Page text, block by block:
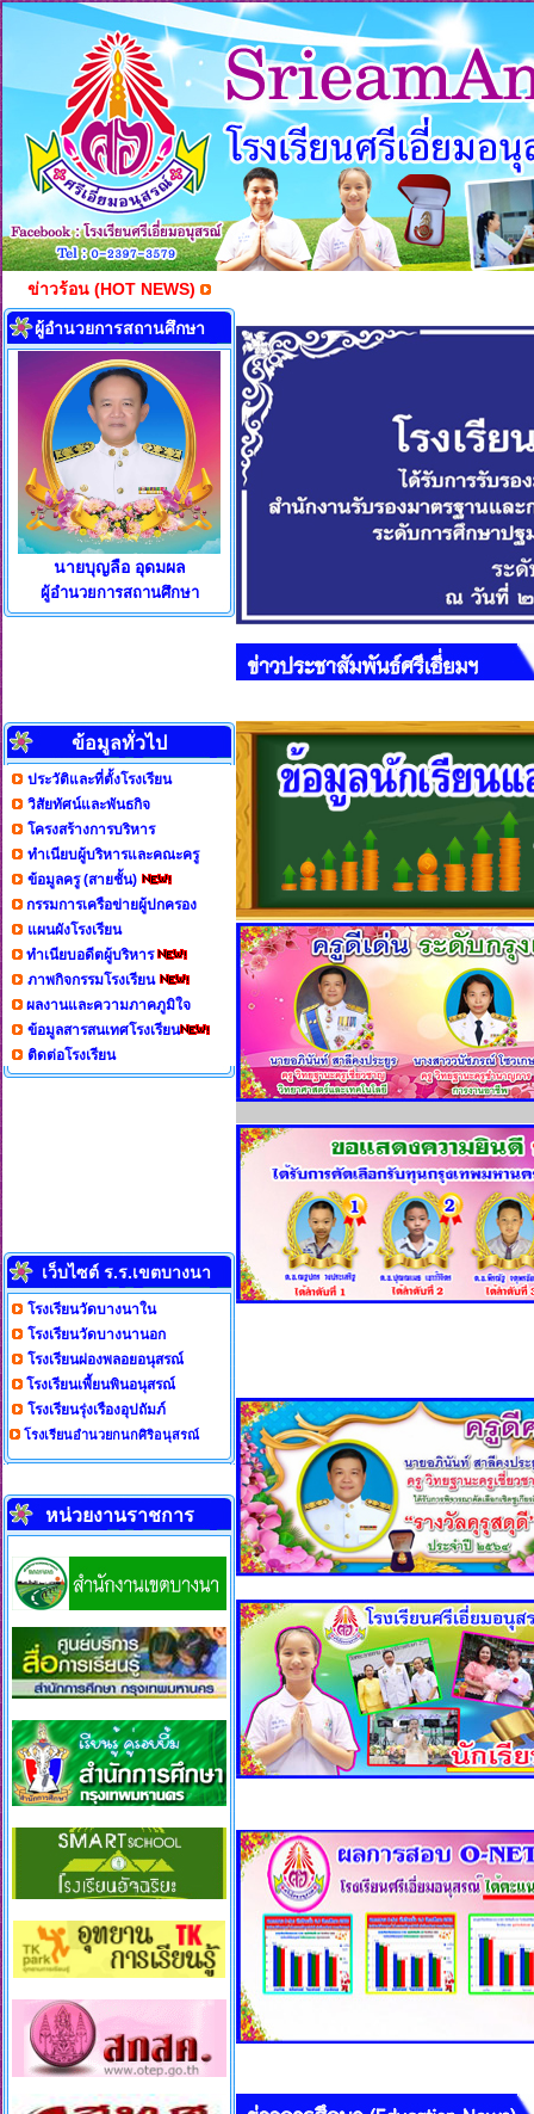
ข่าวร้อน (HOT NEWS)
ผู้อำนวยการสถานศึกษา
นายบุญลือ อุดมผล
ผู้อำนวยการสถานศึกษา
ข้อมูลทั่วไป
ประวัติและที่ตั้งโรงเรียน
วิสัยทัศน์และพันธกิจ
โครงสร้างการบริหาร
ทำเนียบผู้บริหารและคณะครู
ข้อมูลครู (สายชั้น)
กรรมการเครือข่ายผู้ปกครอง
แผนผังโรงเรียน
ทำเนียบอดีตผู้บริหาร
ภาพกิจกรรมโรงเรียน
ผลงานและความภาคภูมิใจ
ข้อมูลสารสนเทศโรงเรียน
ติดต่อโรงเรียน
เว็บไซต์ ร.ร.เขตบางนา
โรงเรียนวัดบางนาใน
โรงเรียนวัดบางนานอก
โรงเรียนผ่องพลอยอนุสรณ์
โรงเรียนเพี้ยนพินอนุสรณ์
โรงเรียนรุ่งเรืองอุปถัมภ์
โรงเรียนอำนวยกนกศิริอนุสรณ์
หน่วยงานราชการ